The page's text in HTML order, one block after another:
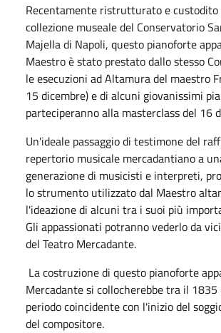
Recentamente ristrutturato e custodito
collezione museale del Conservatorio
Majella di Napoli, questo pianoforte
Maestro è stato prestato dallo stesso
le esecuzioni ad Altamura del maestro
15 dicembre) e di alcuni giovanissimi
parteciperanno alla masterclass del 16
Un'ideale passaggio di testimone del
repertorio musicale mercadantiano a
generazione di musicisti e interpreti,
lo strumento utilizzato dal Maestro
l'ideazione di alcuni tra i suoi più
Gli appassionati potranno vederlo da
del Teatro Mercadante.
La costruzione di questo pianoforte
Mercadante si collocherebbe tra il
periodo coincidente con l'inizio del
del compositore.